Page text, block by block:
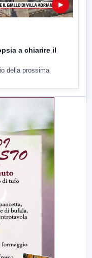
▶
a chiarire il
della prossima